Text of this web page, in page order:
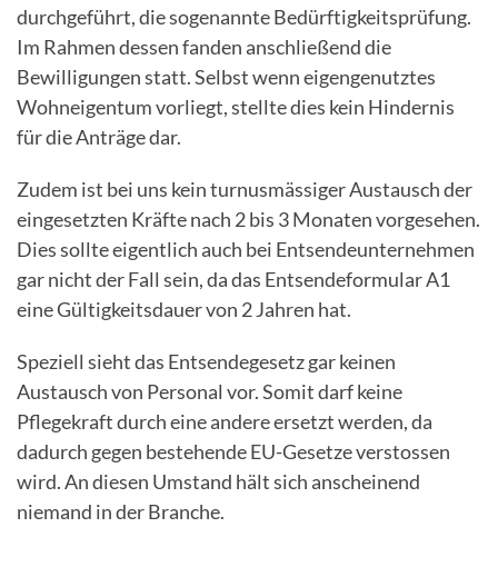
durchgeführt, die sogenannte Bedürftigkeitsprüfung.
Im Rahmen dessen fanden anschließend die
Bewilligungen statt. Selbst wenn eigengenutztes
Wohneigentum vorliegt, stellte dies kein Hindernis
für die Anträge dar.
Zudem ist bei uns kein turnusmässiger Austausch der
eingesetzten Kräfte nach 2 bis 3 Monaten vorgesehen.
Dies sollte eigentlich auch bei Entsendeunternehmen
gar nicht der Fall sein, da das Entsendeformular A1
eine Gültigkeitsdauer von 2 Jahren hat.
Speziell sieht das Entsendegesetz gar keinen
Austausch von Personal vor. Somit darf keine
Pflegekraft durch eine andere ersetzt werden, da
dadurch gegen bestehende EU-Gesetze verstossen
wird. An diesen Umstand hält sich anscheinend
niemand in der Branche.